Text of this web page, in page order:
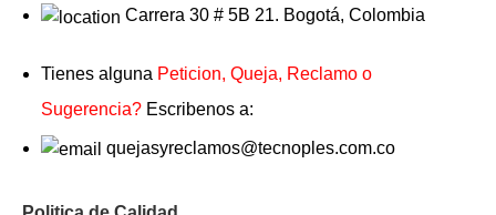
Carrera 30 # 5B 21. Bogotá, Colombia
Tienes alguna Peticion, Queja, Reclamo o
Sugerencia? Escribenos a:
quejasyreclamos@tecnoples.com.co